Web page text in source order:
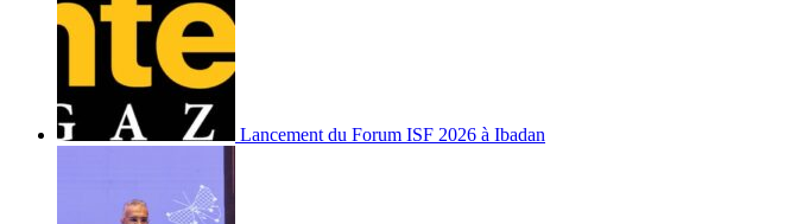
Lancement du Forum ISF 2026 à Ibadan